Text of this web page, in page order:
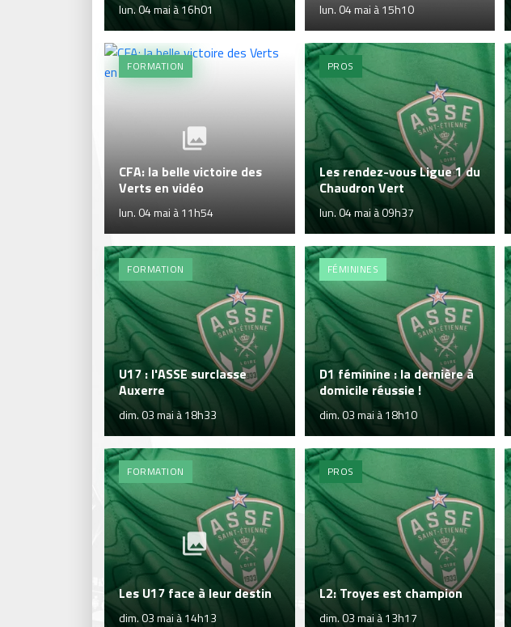
lun. 04 mai à 16h01 lun. 04 mai à 15h10
FORMATION
CFA: la belle victoire des
Verts en vidéo
lun. 04 mai à 11h54
PROS
Les rendez-vous Ligue 1 du
Chaudron Vert
lun. 04 mai à 09h37
FORMATION
U17 : l'ASSE surclasse
Auxerre
dim. 03 mai à 18h33
FÉMININES
D1 féminine : la dernière à
domicile réussie !
dim. 03 mai à 18h10
FORMATION
Les U17 face à leur destin
dim. 03 mai à 14h13
PROS
L2: Troyes est champion
dim. 03 mai à 13h17